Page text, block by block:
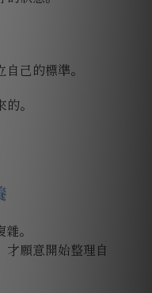
己的標準。
。
。
才願意開始整理自